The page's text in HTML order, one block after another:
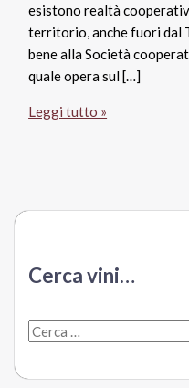
esistono realtà
territorio, anche fuori dal
bene alla Società
quale opera sul […]
Carignano
Sardus
Pater
Leggi tutto »
Cerca vini…
C
r